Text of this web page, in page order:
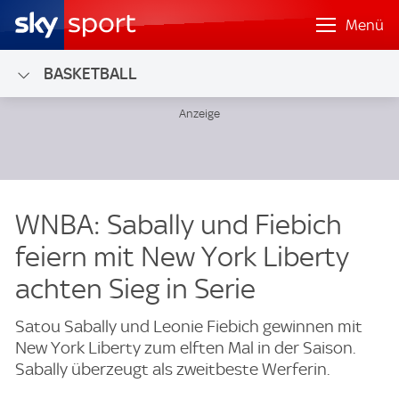
Menü
BASKETBALL
WNBA: Sabally und Fiebich
feiern mit New York Liberty
achten Sieg in Serie
Satou Sabally und Leonie Fiebich gewinnen mit
New York Liberty zum elften Mal in der Saison.
Sabally überzeugt als zweitbeste Werferin.